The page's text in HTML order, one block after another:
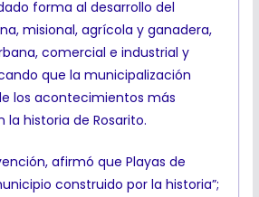
forma al desarrollo del
misional, agrícola y ganadera,
comercial e industrial y
que la municipalización
los acontecimientos más
historia de Rosarito.
afirmó que Playas de
construido por la historia”;